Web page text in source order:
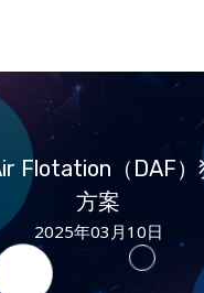
Flotation（DAF
方案
2025年03月10日